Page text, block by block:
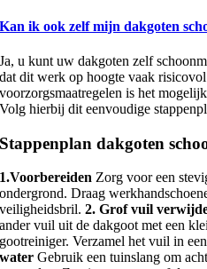
Kan ik ook zelf mijn dakgoten
Ja, u kunt uw dakgoten zelf
dat dit werk op hoogte vaak
voorzorgsmaatregelen is het
Volg hierbij dit eenvoudige
Stappenplan dakgoten
1.Voorbereiden Zorg voor een
ondergrond. Draag
veiligheidsbril.2. Grof vuil
ander vuil uit de dakgoot met een
gootreiniger. Verzamel het vuil in
water Gebruik een tuinslang om